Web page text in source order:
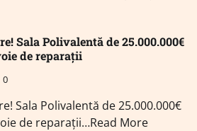
Sala Polivalentă de 25.000.000€
de reparații
0
Sala Polivalentă de 25.000.000€
de reparații…Read More